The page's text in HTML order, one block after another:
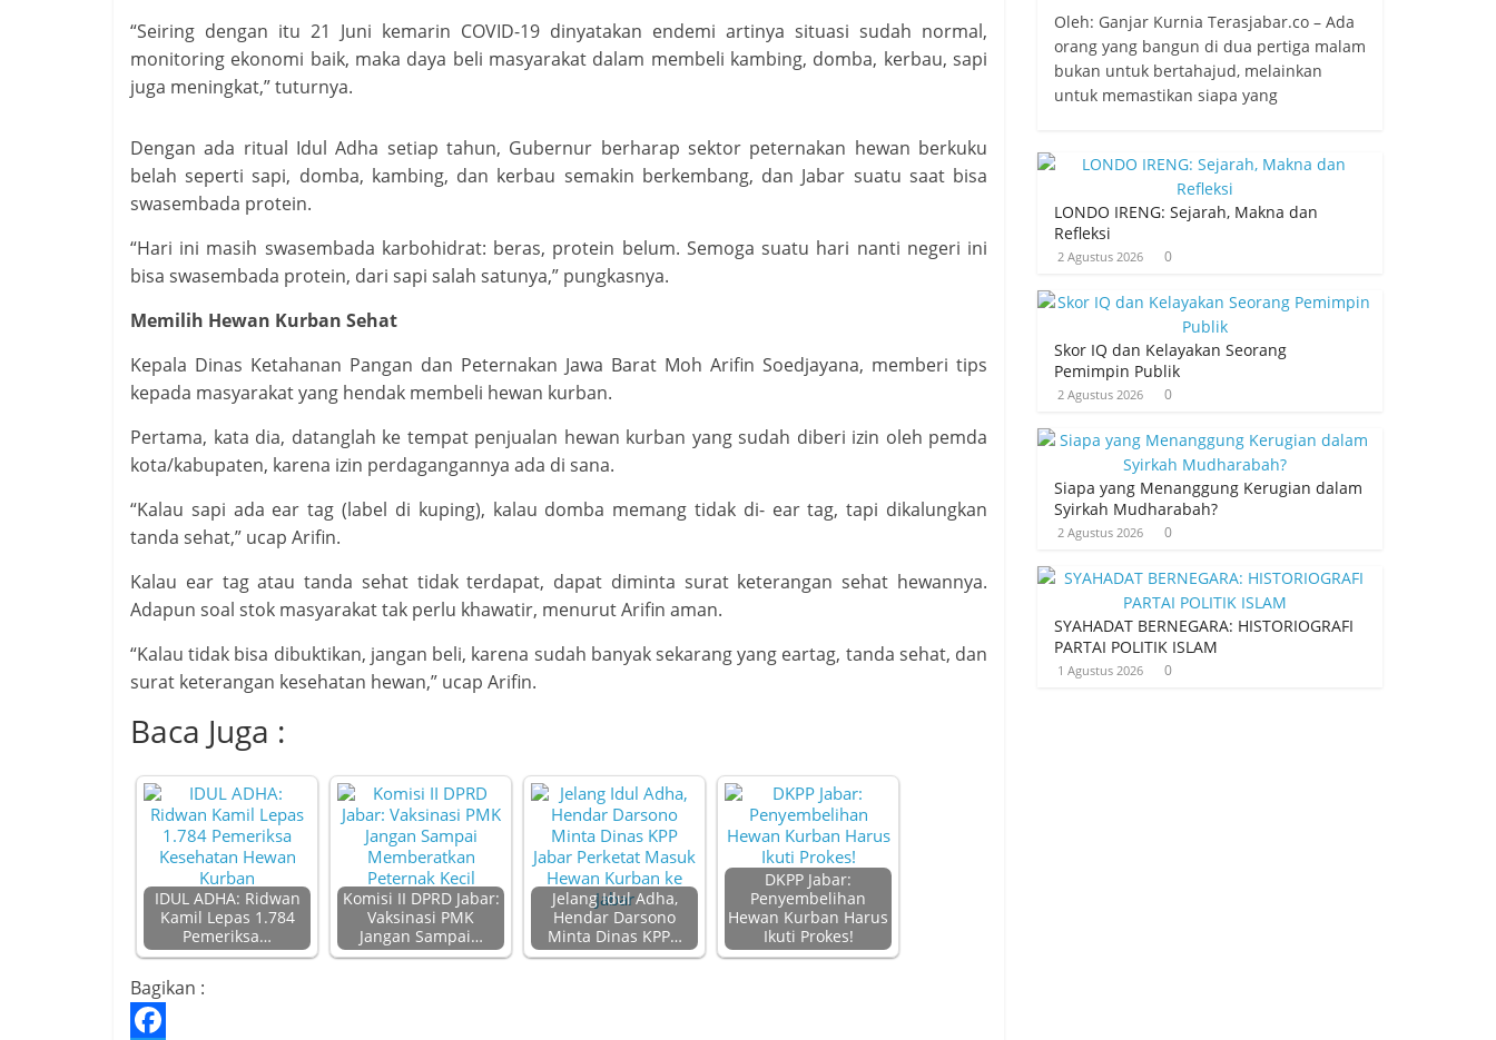
“Seiring dengan itu 21 Juni kemarin COVID-19 dinyatakan endemi artinya situasi sudah normal,
monitoring ekonomi baik, maka daya beli masyarakat dalam membeli kambing, domba, kerbau, sapi
juga meningkat,” tuturnya.
Dengan ada ritual Idul Adha setiap tahun, Gubernur berharap sektor peternakan hewan berkuku
belah seperti sapi, domba, kambing, dan kerbau semakin berkembang, dan Jabar suatu saat bisa
swasembada protein.
“Hari ini masih swasembada karbohidrat: beras, protein belum. Semoga suatu hari nanti negeri ini
bisa swasembada protein, dari sapi salah satunya,” pungkasnya.
Memilih Hewan Kurban Sehat
Kepala Dinas Ketahanan Pangan dan Peternakan Jawa Barat Moh Arifin Soedjayana, memberi tips
kepada masyarakat yang hendak membeli hewan kurban.
Pertama, kata dia, datanglah ke tempat penjualan hewan kurban yang sudah diberi izin oleh pemda
kota/kabupaten, karena izin perdagangannya ada di sana.
“Kalau sapi ada ear tag (label di kuping), kalau domba memang tidak di- ear tag, tapi dikalungkan
tanda sehat,” ucap Arifin.
Kalau ear tag atau tanda sehat tidak terdapat, dapat diminta surat keterangan sehat hewannya.
Adapun soal stok masyarakat tak perlu khawatir, menurut Arifin aman.
“Kalau tidak bisa dibuktikan, jangan beli, karena sudah banyak sekarang yang eartag, tanda sehat, dan
surat keterangan kesehatan hewan,” ucap Arifin.
Baca Juga :
IDUL ADHA: Ridwan
Kamil Lepas 1.784
Pemeriksa…
Komisi II DPRD Jabar:
Vaksinasi PMK
Jangan Sampai…
Jelang Idul Adha,
Hendar Darsono
Minta Dinas KPP…
DKPP Jabar:
Penyembelihan
Hewan Kurban Harus
Ikuti Prokes!
Bagikan :
Oleh: Ganjar Kurnia Terasjabar.co – Ada
orang yang bangun di dua pertiga malam
bukan untuk bertahajud, melainkan
untuk memastikan siapa yang
LONDO IRENG: Sejarah, Makna dan
Refleksi
2 Agustus 2026 0
Skor IQ dan Kelayakan Seorang
Pemimpin Publik
2 Agustus 2026 0
Siapa yang Menanggung Kerugian dalam
Syirkah Mudharabah?
2 Agustus 2026 0
SYAHADAT BERNEGARA: HISTORIOGRAFI
PARTAI POLITIK ISLAM
1 Agustus 2026 0